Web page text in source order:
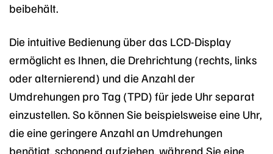
beibehält.
Die intuitive Bedienung über das LCD-Display
ermöglicht es Ihnen, die Drehrichtung (rechts, links
oder alternierend) und die Anzahl der
Umdrehungen pro Tag (TPD) für jede Uhr separat
einzustellen. So können Sie beispielsweise eine Uhr,
die eine geringere Anzahl an Umdrehungen
benötigt, schonend aufziehen, während Sie eine